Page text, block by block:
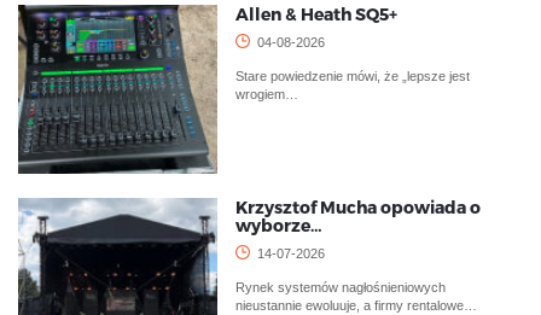
Allen & Heath SQ5+
04-08-2026
Stare powiedzenie mówi, że „lepsze jest
wrogiem…
Krzysztof Mucha opowiada o
wyborze…
14-07-2026
Rynek systemów nagłośnieniowych
nieustannie ewoluuje, a firmy rentalowe…